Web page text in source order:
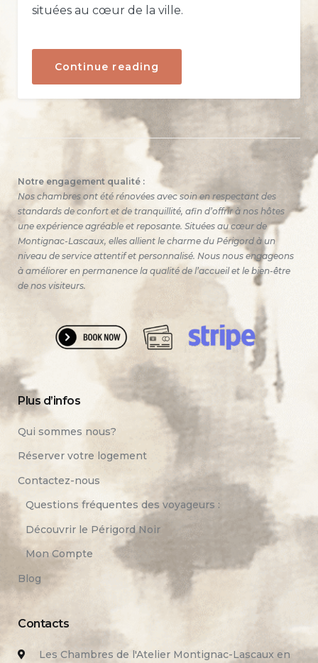
situées au cœur de la ville.
Continue reading
nocturnes
en
Dordogne
tradition
estivale
à
près
des
Chambres
de
l’Atelier »
Notre engagement qualité :
Nos chambres ont été rénovées avec soin en respectant des
standards de confort et de tranquillité, afin d’offrir à nos hôtes
une expérience agréable et reposante. Situées au cœur de
Montignac-Lascaux, elles allient le charme du Périgord à un
niveau de service attentif et personnalisé. Nous nous engageons
à améliorer en permanence la qualité de l’accueil et le bien-être
de nos visiteurs.
Plus d’infos
Qui sommes nous?
Réserver votre logement
Contactez-nous
Questions fréquentes des voyageurs :
Découvrir le Périgord Noir
Mon Compte
Blog
Contacts
Les Chambres de l'Atelier Montignac-Lascaux en